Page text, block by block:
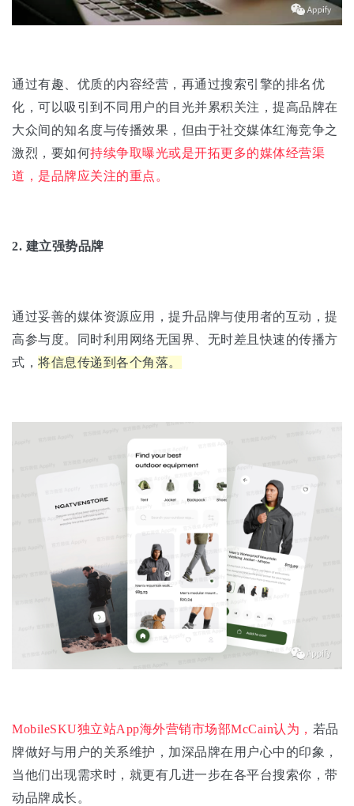
通过有趣、优质的内容经营，再通过搜索引擎的排名优
化，可以吸引到不同用户的目光并累积关注，提高品牌在
大众间的知名度与传播效果，但由于社交媒体红海竞争之
激烈，要如何持续争取曝光或是开拓更多的媒体经营渠
道，是品牌应关注的重点。
2. 建立强势品牌
通过妥善的媒体资源应用，提升品牌与使用者的互动，提
高参与度。同时利用网络无国界、无时差且快速的传播方
式， 将信息传递到各个角落。
MobileSKU独立站App海外营销市场部McCain认为， 若品
牌做好与用户的关系维护，加深品牌在用户心中的印象，
当他们出现需求时，就更有几进一步在各平台搜索你，带
动品牌成长。